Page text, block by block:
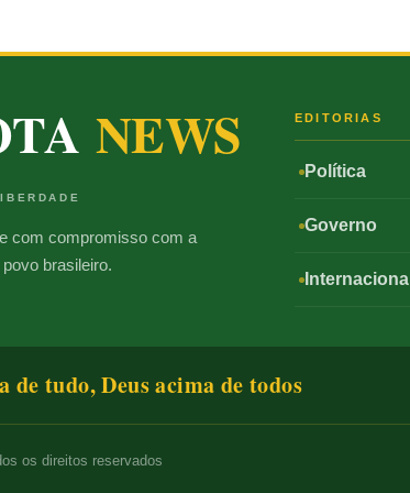
NEWS
com compromisso com a
brasileiro.
EDITORIAS
Política
Governo
Internacional
tudo, Deus acima de todos
os direitos reservados